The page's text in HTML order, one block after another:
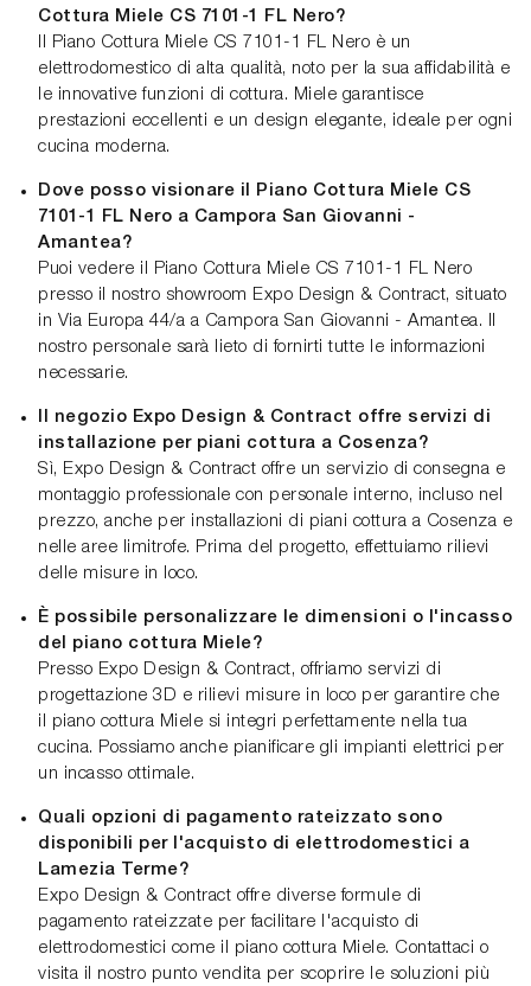
Cottura Miele CS 7101-1 FL Nero?
Il Piano Cottura Miele CS 7101-1 FL Nero è un
elettrodomestico di alta qualità, noto per la sua affidabilità e
le innovative funzioni di cottura. Miele garantisce
prestazioni eccellenti e un design elegante, ideale per ogni
cucina moderna.
Dove posso visionare il Piano Cottura Miele CS
7101-1 FL Nero a Campora San Giovanni -
Amantea?
Puoi vedere il Piano Cottura Miele CS 7101-1 FL Nero
presso il nostro showroom Expo Design & Contract, situato
in Via Europa 44/a a Campora San Giovanni - Amantea. Il
nostro personale sarà lieto di fornirti tutte le informazioni
necessarie.
Il negozio Expo Design & Contract offre servizi di
installazione per piani cottura a Cosenza?
Sì, Expo Design & Contract offre un servizio di consegna e
montaggio professionale con personale interno, incluso nel
prezzo, anche per installazioni di piani cottura a Cosenza e
nelle aree limitrofe. Prima del progetto, effettuiamo rilievi
delle misure in loco.
È possibile personalizzare le dimensioni o l'incasso
del piano cottura Miele?
Presso Expo Design & Contract, offriamo servizi di
progettazione 3D e rilievi misure in loco per garantire che
il piano cottura Miele si integri perfettamente nella tua
cucina. Possiamo anche pianificare gli impianti elettrici per
un incasso ottimale.
Quali opzioni di pagamento rateizzato sono
disponibili per l'acquisto di elettrodomestici a
Lamezia Terme?
Expo Design & Contract offre diverse formule di
pagamento rateizzate per facilitare l'acquisto di
elettrodomestici come il piano cottura Miele. Contattaci o
visita il nostro punto vendita per scoprire le soluzioni più